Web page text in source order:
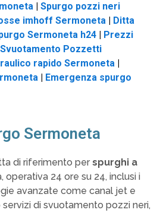
| Spurgo pozzi neri
imhoff Sermoneta | Ditta
Sermoneta h24 | Prezzi
Svuotamento Pozzetti
rapido Sermoneta |
| Emergenza spurgo
Sermoneta
di riferimento per spurghi a
operativa 24 ore su 24, inclusi i
avanzate come canal jet e
di svuotamento pozzi neri,